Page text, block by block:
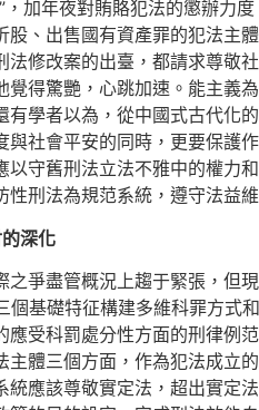
，加年夜對賄賂犯法的懲辦力
股、出售國有資產罪的犯法主
法修改案的出臺，都請求尊敬
覺得驚艷，心跳加速。能主義
有學者以為，從中國式古代化
與社會平安的同時，更要保護
以守舊刑法立法不雅中的權力
性刑法為規范系統，遵守法益
深化
之爭盡管概況上趨于緊張，但
個基礎特征構建多維科罪方式
應受科罰處分性方面的刑律例
主體三個方面，作為犯法成立
統應該尊敬實定法，超出實定